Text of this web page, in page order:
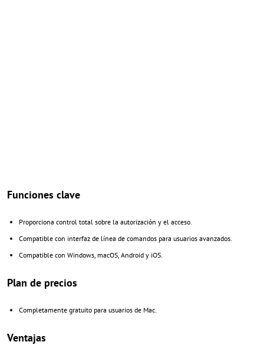
Funciones clave
Proporciona control total sobre la autorización y el acceso.
Compatible con interfaz de línea de comandos para usuarios avanzados.
Compatible con Windows, macOS, Android y iOS.
Plan de precios
Completamente gratuito para usuarios de Mac.
Ventajas